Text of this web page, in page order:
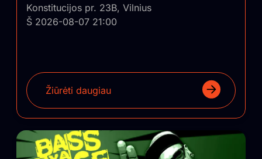
Konstitucijos pr. 23B, Vilnius
Š 2026-08-07 21:00
Žiūrėti daugiau